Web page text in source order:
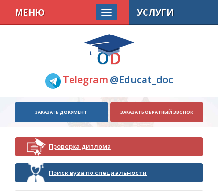
Telegram @Educat_doc
МЕНЮ
ЗАКАЗАТЬ ДОКУМЕНТ ЗАКАЗАТЬ ОБРАТНЫЙ ЗВОНОК
Проверка диплома
Поиск вуза по специальности
УСЛУГИ